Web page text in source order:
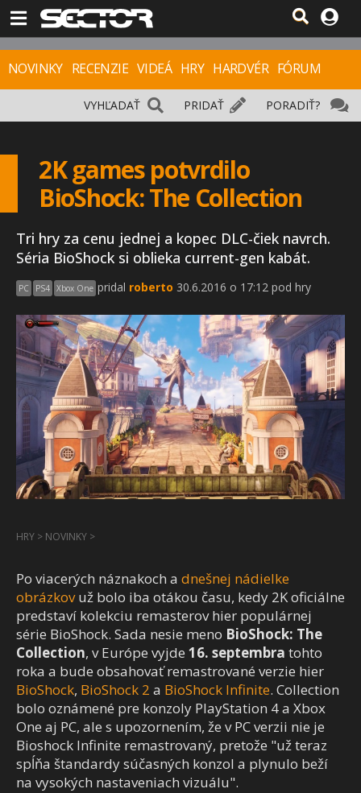
NOVINKY RECENZIE VIDEÁ HRY HARDVÉR FÓRUM
PORADIŤ?
PRIDAŤ
VYHĽADAŤ
2K games potvrdilo
BioShock: The Collection
Tri hry za cenu jednej a kopec DLC-čiek navrch.
Séria BioShock si oblieka current-gen kabát.
PC PS4 Xbox One pridal roberto 30.6.2016 o 17:12 pod hry
HRY > NOVINKY >
Po viacerých náznakoch a dnešnej nádielke
obrázkovuž bolo iba otákou času, kedy 2K oficiálne
predstaví kolekciu remasterov hier populárnej
série BioShock. Sada nesie meno BioShock: The
Collection, v Európe vyjde 16. septembra tohto
roka a bude obsahovať remastrované verzie hier
BioShock, BioShock 2 a BioShock Infinite. Collection
bolo oznámené pre konzoly PlayStation 4 a Xbox
One aj PC, ale s upozornením, že v PC verzii nie je
Bioshock Infinite remastrovaný, pretože "už teraz
spĺňa štandardy súčasných konzol a plynulo beží
na vysokých nastaveniach vizuálu".